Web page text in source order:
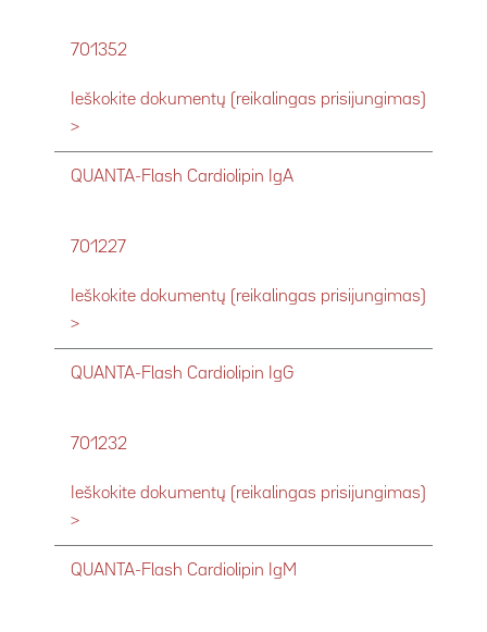
701352
Ieškokite dokumentų (reikalingas prisijungimas)
>
QUANTA-Flash Cardiolipin IgA
701227
Ieškokite dokumentų (reikalingas prisijungimas)
>
QUANTA-Flash Cardiolipin IgG
701232
Ieškokite dokumentų (reikalingas prisijungimas)
>
QUANTA-Flash Cardiolipin IgM